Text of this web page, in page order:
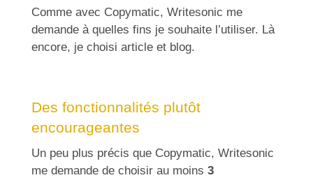
Comme avec Copymatic, Writesonic me
demande à quelles fins je souhaite l’utiliser. Là
encore, je choisi article et blog.
Des fonctionnalités plutôt
encourageantes
Un peu plus précis que Copymatic, Writesonic
me demande de choisir au moins 3